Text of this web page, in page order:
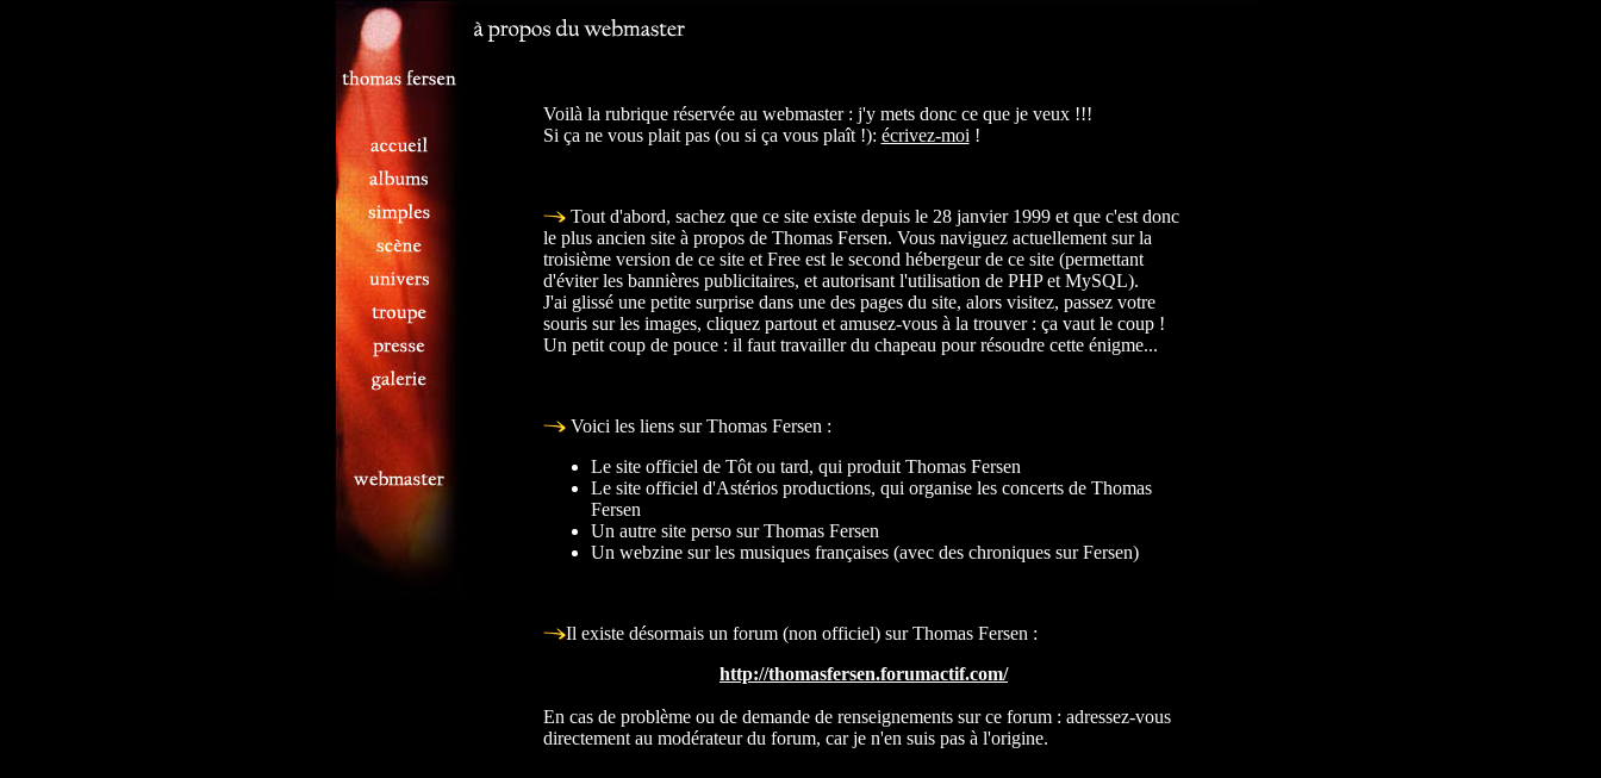
Voilà la rubrique réservée au webmaster : j'y mets donc ce que je veux !!!
Si ça ne vous plait pas (ou si ça vous plaît !): écrivez-moi !
Tout d'abord, sachez que ce site existe depuis le 28 janvier 1999 et que c'est donc
le plus ancien site à propos de Thomas Fersen. Vous naviguez actuellement sur la
troisième version de ce site et Freeest le second hébergeur de ce site (permettant
d'éviter les bannières publicitaires, et autorisant l'utilisation de PHP et MySQL).
J'ai glissé une petite surprise dans une des pages du site, alors visitez, passez votre
souris sur les images, cliquez partout et amusez-vous à la trouver : ça vaut le coup !
Un petit coup de pouce : il faut travailler du chapeau pour résoudre cette énigme...
Voici les liens sur Thomas Fersen :
Le site officiel de Tôt ou tard, qui produit Thomas Fersen
Le site officiel d'Astérios productions, qui organise les concerts de Thomas
Fersen
Un autre site perso sur Thomas Fersen
Un webzine sur les musiques françaises(avec des chroniques sur Fersen)
Il existe désormais un forum (non officiel) sur Thomas Fersen :
http://thomasfersen.forumactif.com/
En cas de problème ou de demande de renseignements sur ce forum : adressez-vous
directement au modérateur du forum, car je n'en suis pas à l'origine.